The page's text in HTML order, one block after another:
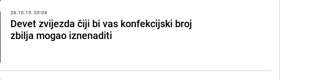
26.10.19. 20:04
Devet zvijezda čiji bi vas konfekcijski broj
zbilja mogao iznenaditi